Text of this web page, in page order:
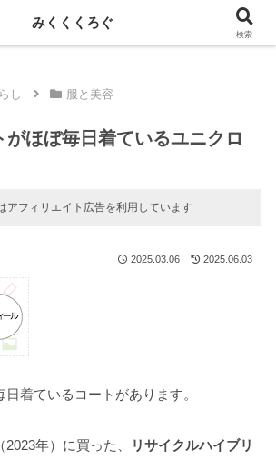
い記事はnoteに投稿しています！
し 服と美容
がほぼ毎日着ているユニクロ
アフィリエイト広告を利用しています
2025.03.06 2025.06.03
着ているコートがあります。
年）に買った、
リサイクルハイブリ
みくくくろぐ
検索